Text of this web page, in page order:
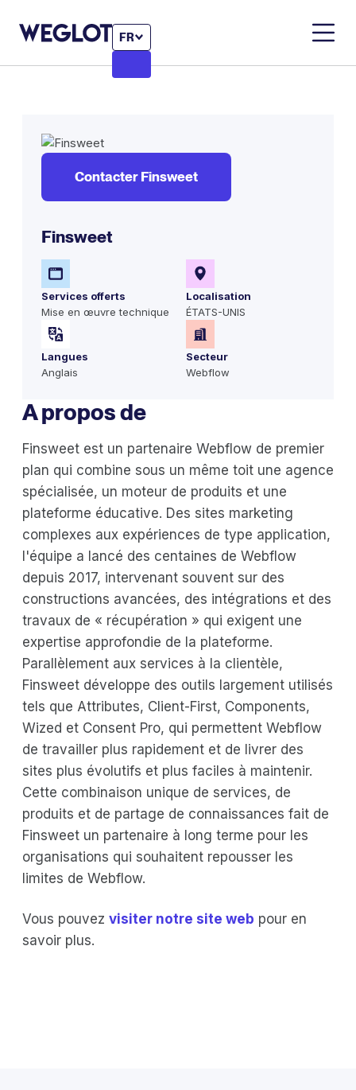
FR
Contacter Finsweet
Finsweet
Services offerts
Mise en œuvre technique
Localisation
ÉTATS-UNIS
Langues
Anglais
Secteur
Webflow
A propos de
Finsweet est un partenaire Webflow de premier
plan qui combine sous un même toit une agence
spécialisée, un moteur de produits et une
plateforme éducative. Des sites marketing
complexes aux expériences de type application,
l'équipe a lancé des centaines de Webflow
depuis 2017, intervenant souvent sur des
constructions avancées, des intégrations et des
travaux de « récupération » qui exigent une
expertise approfondie de la plateforme.
Parallèlement aux services à la clientèle,
Finsweet développe des outils largement utilisés
tels que Attributes, Client-First, Components,
Wized et Consent Pro, qui permettent Webflow
de travailler plus rapidement et de livrer des
sites plus évolutifs et plus faciles à maintenir.
Cette combinaison unique de services, de
produits et de partage de connaissances fait de
Finsweet un partenaire à long terme pour les
organisations qui souhaitent repousser les
limites de Webflow.
Vous pouvez visiter notre site web pour en
savoir plus.